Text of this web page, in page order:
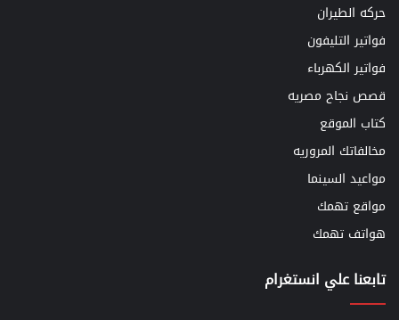
حركه الطيران
فواتير التليفون
فواتير الكهرباء
قصص نجاح مصريه
كتاب الموقع
مخالفاتك المروريه
مواعيد السينما
مواقع تهمك
هواتف تهمك
تابعنا علي انستغرام